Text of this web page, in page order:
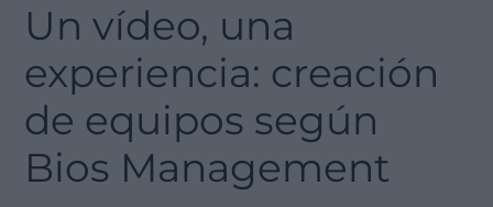
Un vídeo, una
experiencia: creación
de equipos según
Bios Management